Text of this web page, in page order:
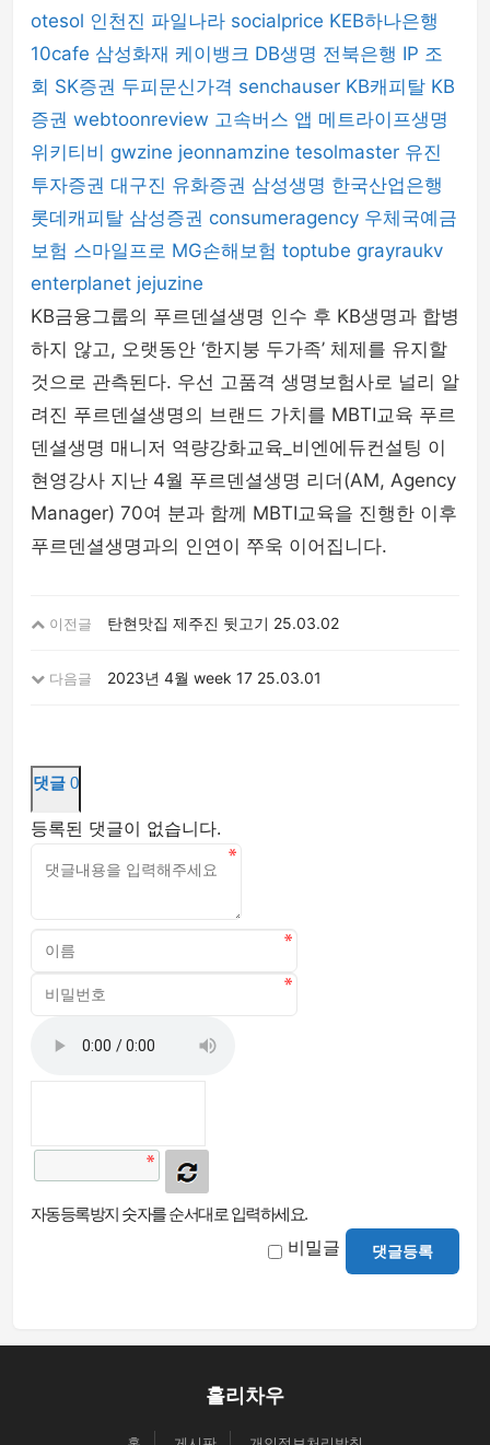
otesol 인천진 파일나라 socialprice KEB하나은행
10cafe 삼성화재 케이뱅크 DB생명 전북은행 IP 조
회 SK증권 두피문신가격 senchauser KB캐피탈 KB
증권 webtoonreview 고속버스 앱 메트라이프생명
위키티비 gwzine jeonnamzine tesolmaster 유진
투자증권 대구진 유화증권 삼성생명 한국산업은행
롯데캐피탈 삼성증권 consumeragency 우체국예금
보험 스마일프로 MG손해보험 toptube grayraukv
enterplanet jejuzine
KB금융그룹의 푸르덴셜생명 인수 후 KB생명과 합병
하지 않고, 오랫동안 ‘한지붕 두가족’ 체제를 유지할
것으로 관측된다. 우선 고품격 생명보험사로 널리 알
려진 푸르덴셜생명의 브랜드 가치를 MBTI교육 푸르
덴셜생명 매니저 역량강화교육_비엔에듀컨설팅 이
현영강사 지난 4월 푸르덴셜생명 리더(AM, Agency
Manager) 70여 분과 함께 MBTI교육을 진행한 이후
푸르덴셜생명과의 인연이 쭈욱 이어집니다.
이전글 탄현맛집 제주진 뒷고기 25.03.02
다음글 2023년 4월 week 17 25.03.01
댓글 0
등록된 댓글이 없습니다.
자동등록방지 숫자를 순서대로 입력하세요.
비밀글 댓글등록
홀리차우